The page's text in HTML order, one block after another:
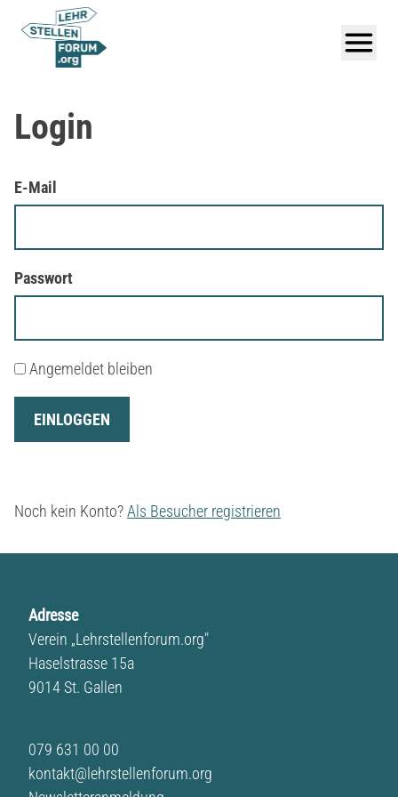
Login
E-Mail
Passwort
Angemeldet bleiben
EINLOGGEN
Noch kein Konto?Als Besucher registrieren
Adresse
Verein „Lehrstellenforum.org"
Haselstrasse 15a
9014 St. Gallen
079 631 00 00
kontakt@lehrstellenforum.org